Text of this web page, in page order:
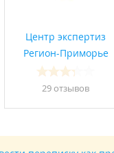
Центр экспертиз
Регион-Приморье
29 отзывов